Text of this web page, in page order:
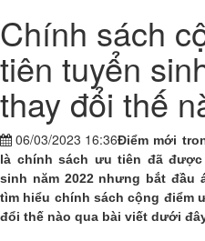
Chính sách
tiên tuyển
thay đổi thế
06/03/2023 16:36Điểm mới
là chính sách ưu tiên đã
sinh năm 2022 nhưng bắt đầu
tìm hiểu chính sách cộng điểm
đổi thế nào qua bài viết dưới